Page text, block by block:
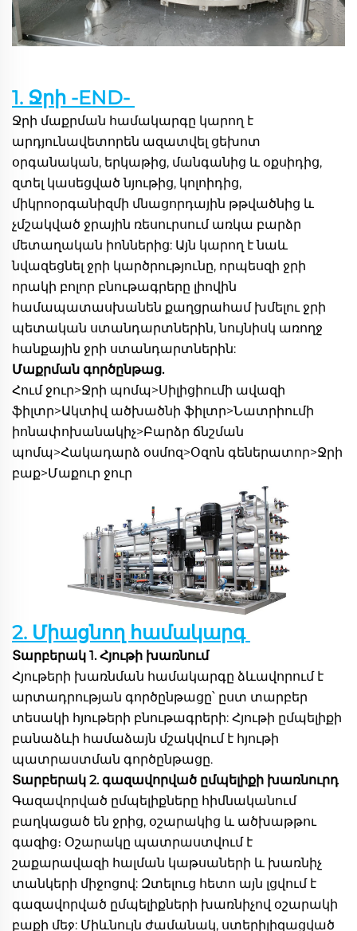
1. Ջրի -END-
Ջրի մաքրման համակարգը կարող է
արդյունավետորեն ազատվել ցեխոտ
օրգանական, երկաթից, մանգանից և օքսիդից,
զտել կասեցված նյութից, կոլոիդից,
միկրոօրգանիզմի մնացորդային թթվածնից և
չմշակված ջրային ռեսուրսում առկա բարձր
մետաղական իոններից: Այն կարող է նաև
նվազեցնել ջրի կարծրությունը, որպեսզի ջրի
որակի բոլոր բնութագրերը լիովին
համապատասխանեն քաղցրահամ խմելու ջրի
պետական ստանդարտներին, նույնիսկ առողջ
հանքային ջրի ստանդարտներին:
Մաքրման գործընթաց.
Հում ջուր>Ջրի պոմպ>Սիլիցիումի ավազի
ֆիլտր>Ակտիվ ածխածնի ֆիլտր>Նատրիումի
իոնափոխանակիչ>Բարձր ճնշման
պոմպ>Հակադարձ օսմոզ>Օզոն գեներատոր>Ջրի
բաք>Մաքուր ջուր
2. Միացնող համակարգ
Տարբերակ 1. Հյութի խառնում
Հյութերի խառնման համակարգը ձևավորում է
արտադրության գործընթացը՝ ըստ տարբեր
տեսակի հյութերի բնութագրերի: Հյութի ըմպելիքի
բանաձևի համաձայն մշակվում է հյութի
պատրաստման գործընթացը.
Տարբերակ 2. գազավորված ըմպելիքի խառնուրդ
Գազավորված ըմպելիքները հիմնականում
բաղկացած են ջրից, օշարակից և ածխաթթու
գազից։ Օշարակը պատրաստվում է
շաքարավազի հալման կաթսաների և խառնիչ
տանկերի միջոցով: Զտելուց հետո այն լցվում է
գազավորված ըմպելիքների խառնիչով օշարակի
բաքի մեջ: Միևնույն ժամանակ, ստերիլիզացված